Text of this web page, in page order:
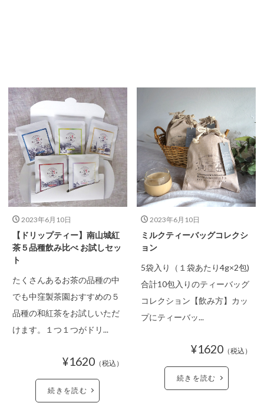
PRODUCTS CATEGORY
ティーバッグを選ぶなら
2023年6月10日
【ドリップティー】南山城紅
茶５品種飲み比べ お試しセッ
ト
たくさんあるお茶の品種の中
でも中窪製茶園おすすめの５
品種の和紅茶をお試しいただ
けます。１つ１つがドリ...
¥1620（税込）
続きを読む
2023年6月10日
ミルクティーバッグコレクシ
ョン
5袋入り（１袋あたり4g×2包)
合計10包入りのティーバッグ
コレクション【飲み方】カッ
プにティーバッ...
¥1620 （税込）
続きを読む